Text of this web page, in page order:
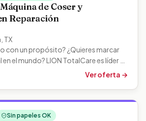
de Coser y
Reparación
TX
con un propósito? ¿Quieres marcar
el mundo? LION TotalCare es líder en
Ver oferta →
Sin papeles OK